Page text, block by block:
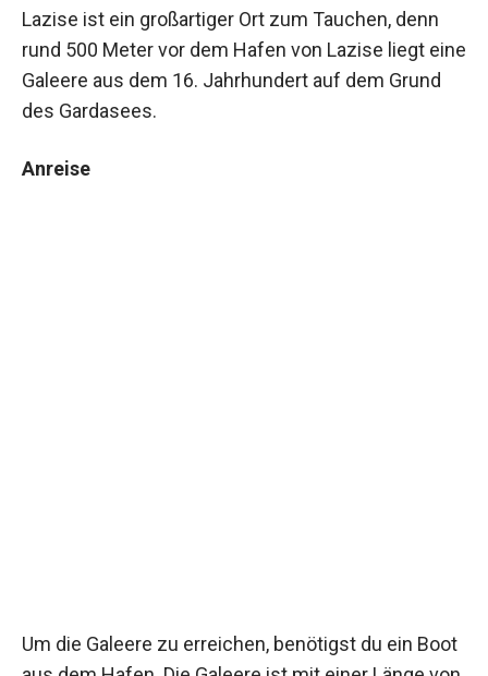
Lazise ist ein großartiger Ort zum Tauchen, denn
rund 500 Meter vor dem Hafen von Lazise liegt eine
Galeere aus dem 16. Jahrhundert auf dem Grund
des Gardasees.
Anreise
Um die Galeere zu erreichen, benötigst du ein Boot